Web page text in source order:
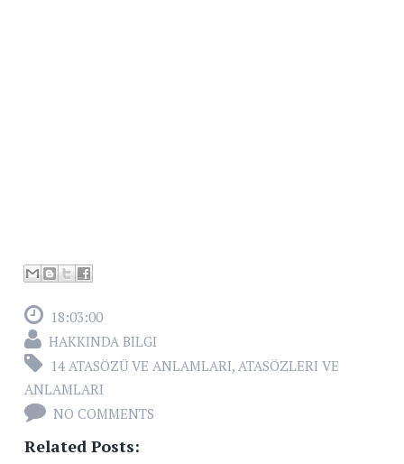
18:03:00
HAKKINDA BILGI
14 ATASÖZÜ VE ANLAMLARI, ATASÖZLERI VE
ANLAMLARI
NO COMMENTS
Related Posts: